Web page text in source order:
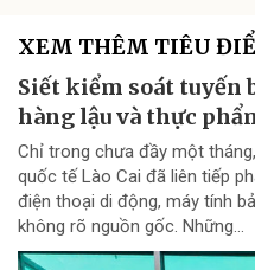
XEM THÊM TIÊU
Siết kiểm soát tuyến
hàng lậu và thực
Chỉ trong chưa đầy một
quốc tế Lào Cai đã liên tiếp
điện thoại di động, máy tính
không rõ nguồn gốc. Những...